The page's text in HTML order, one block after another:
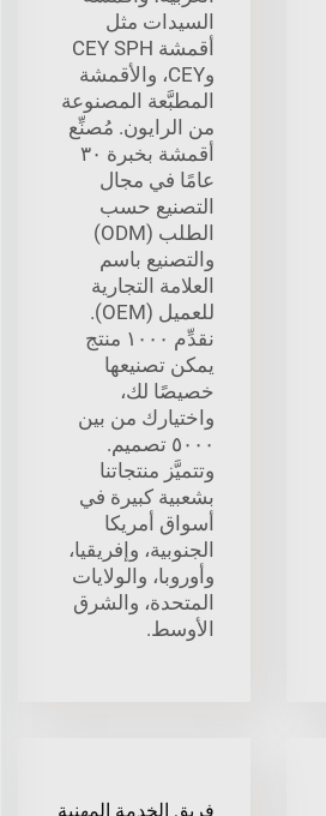
السيدات مثل
أقمشة CEY SPH
وCEY، والأقمشة
المطبَّعة المصنوعة
من الرايون. مُصنِّع
أقمشة بخبرة ٣٠
عامًا في مجال
التصنيع حسب
الطلب (ODM)
والتصنيع باسم
العلامة التجارية
للعميل (OEM).
نقدِّم ١٠٠٠ منتج
يمكن تصنيعها
خصيصًا لك،
واختيارك من بين
٥٠٠٠ تصميم.
وتتميَّز منتجاتنا
بشعبية كبيرة في
أسواق أمريكا
الجنوبية، وإفريقيا،
وأوروبا، والولايات
المتحدة، والشرق
الأوسط.
فريق الخدمة المهنية